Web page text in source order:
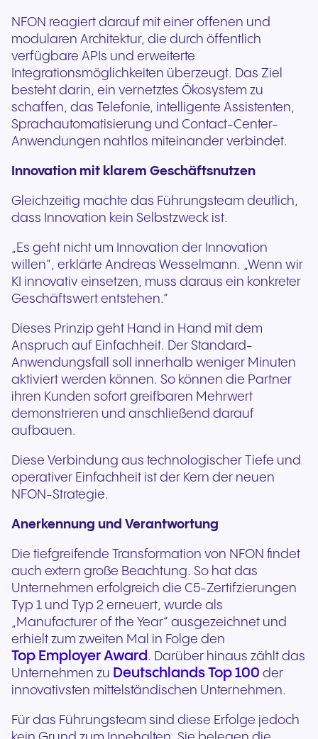
NFON reagiert darauf mit einer offenen und
modularen Architektur, die durch öffentlich
verfügbare APIs und erweiterte
Integrationsmöglichkeiten überzeugt. Das Ziel
besteht darin, ein vernetztes Ökosystem zu
schaffen, das Telefonie, intelligente Assistenten,
Sprachautomatisierung und Contact-Center-
Anwendungen nahtlos miteinander verbindet.
Innovation mit klarem Geschäftsnutzen
Gleichzeitig machte das Führungsteam deutlich,
dass Innovation kein Selbstzweck ist.
„Es geht nicht um Innovation der Innovation
willen“, erklärte Andreas Wesselmann. „Wenn wir
KI innovativ einsetzen, muss daraus ein konkreter
Geschäftswert entstehen.“
Dieses Prinzip geht Hand in Hand mit dem
Anspruch auf Einfachheit. Der Standard-
Anwendungsfall soll innerhalb weniger Minuten
aktiviert werden können. So können die Partner
ihren Kunden sofort greifbaren Mehrwert
demonstrieren und anschließend darauf
aufbauen.
Diese Verbindung aus technologischer Tiefe und
operativer Einfachheit ist der Kern der neuen
NFON-Strategie.
Anerkennung und Verantwortung
Die tiefgreifende Transformation von NFON findet
auch extern große Beachtung. So hat das
Unternehmen erfolgreich die C5-Zertifzierungen
Typ 1 und Typ 2 erneuert, wurde als
„Manufacturer of the Year“ ausgezeichnet und
erhielt zum zweiten Mal in Folge den
Top Employer Award . Darüber hinaus zählt das
Unternehmen zu Deutschlands Top 100 der
innovativsten mittelständischen Unternehmen.
Für das Führungsteam sind diese Erfolge jedoch